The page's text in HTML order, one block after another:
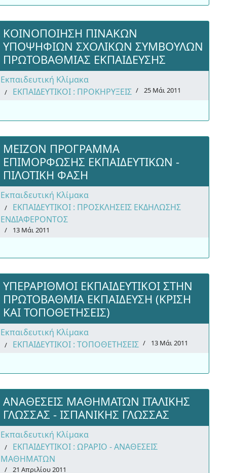
ΚΟΙΝΟΠΟΙΗΣΗ ΠΙΝΑΚΩΝ
ΥΠΟΨΗΦΙΩΝ ΣΧΟΛΙΚΩΝ ΣΥΜΒΟΥΛΩΝ
ΠΡΩΤΟΒΑΘΜΙΑΣ ΕΚΠΑΙΔΕΥΣΗΣ
Εκπαιδευτική Κλίμακα
ΕΚΠΑΙΔΕΥΤΙΚΟΙ : ΠΡΟΚΗΡΥΞΕΙΣ
25 Μάι 2011
ΜΕΙΖΟΝ ΠΡΟΓΡΑΜΜΑ
ΕΠΙΜΟΡΦΩΣΗΣ ΕΚΠΑΙΔΕΥΤΙΚΩΝ -
ΠΙΛΟΤΙΚΗ ΦΑΣΗ
Εκπαιδευτική Κλίμακα
ΕΚΠΑΙΔΕΥΤΙΚΟΙ : ΠΡΟΣΚΛΗΣΕΙΣ ΕΚΔΗΛΩΣΗΣ
ΕΝΔΙΑΦΕΡΟΝΤΟΣ
13 Μάι 2011
ΥΠΕΡΑΡΙΘΜΟΙ ΕΚΠΑΙΔΕΥΤΙΚΟΙ ΣΤΗΝ
ΠΡΩΤΟΒΑΘΜΙΑ ΕΚΠΑΙΔΕΥΣΗ (ΚΡΙΣΗ
ΚΑΙ ΤΟΠΟΘΕΤΗΣΕΙΣ)
Εκπαιδευτική Κλίμακα
ΕΚΠΑΙΔΕΥΤΙΚΟΙ : ΤΟΠΟΘΕΤΗΣΕΙΣ
13 Μάι 2011
ΑΝΑΘΕΣΕΙΣ ΜΑΘΗΜΑΤΩΝ ΙΤΑΛΙΚΗΣ
ΓΛΩΣΣΑΣ - ΙΣΠΑΝΙΚΗΣ ΓΛΩΣΣΑΣ
Εκπαιδευτική Κλίμακα
ΕΚΠΑΙΔΕΥΤΙΚΟΙ : ΩΡΑΡΙΟ - ΑΝΑΘΕΣΕΙΣ
ΜΑΘΗΜΑΤΩΝ
21 Απριλίου 2011